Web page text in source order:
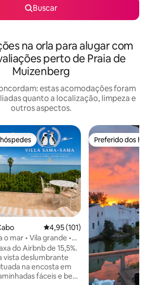
Buscar
na orla para alugar com
perto de Praia de
Muizenberg
estas acomodações foram
quanto a localização, limpeza e
outros aspectos.
preferidos dos hóspedes
4,95 de uma avaliação média de
4,95 (101)
o mar • Vila grande •
do Airbnb de 15,5%.
vista deslumbrante
na encosta em
fáceis e bem
Preferido dos
Preferido dos